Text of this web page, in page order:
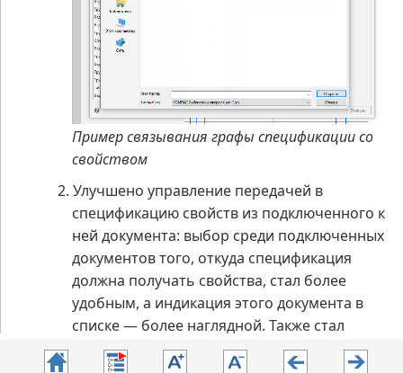
Пример связывания графы спецификации со
свойством
2. Улучшено управление передачей в
спецификацию свойств из подключенного к
ней документа: выбор среди подключенных
документов того, откуда спецификация
должна получать свойства, стал более
удобным, а индикация этого документа в
списке — более наглядной. Также стал
более удобным контроль набора